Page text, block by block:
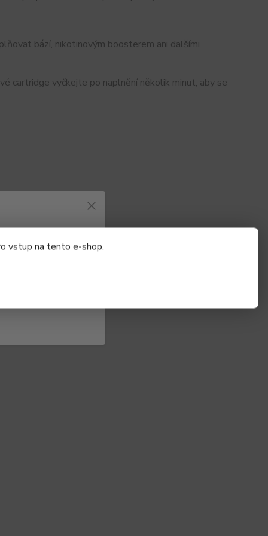
vstup na tento e-shop.
bází, nikotinovým boosterem ani dalšími
cartridge vyčkejte po naplnění několik minut, aby se